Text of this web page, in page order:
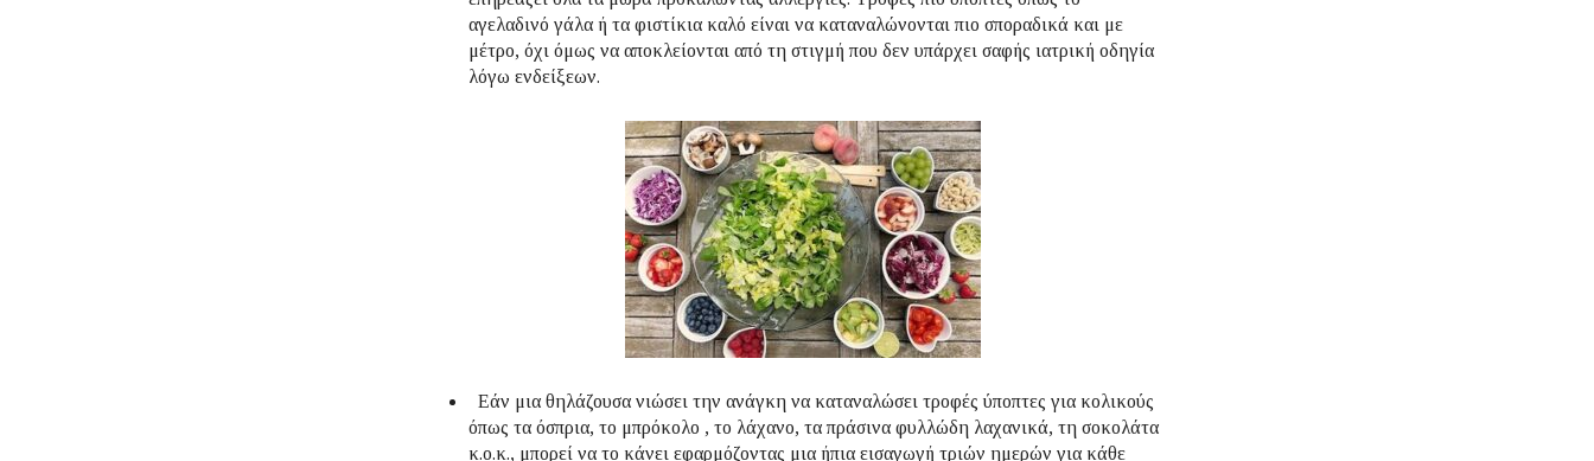
αγελαδινό γάλα ή τα φιστίκια καλό είναι να καταναλώνονται πιο σποραδικά και με
μέτρο, όχι όμως να αποκλείονται από τη στιγμή που δεν υπάρχει σαφής ιατρική οδηγία
λόγω ενδείξεων.
Εάν μια θηλάζουσα νιώσει την ανάγκη να καταναλώσει τροφές ύποπτες για κολικούς
όπως τα όσπρια, το μπρόκολο , το λάχανο, τα πράσινα φυλλώδη λαχανικά, τη σοκολάτα
κ.ο.κ., μπορεί να το κάνει εφαρμόζοντας μια ήπια εισαγωγή τριών ημερών για κάθε